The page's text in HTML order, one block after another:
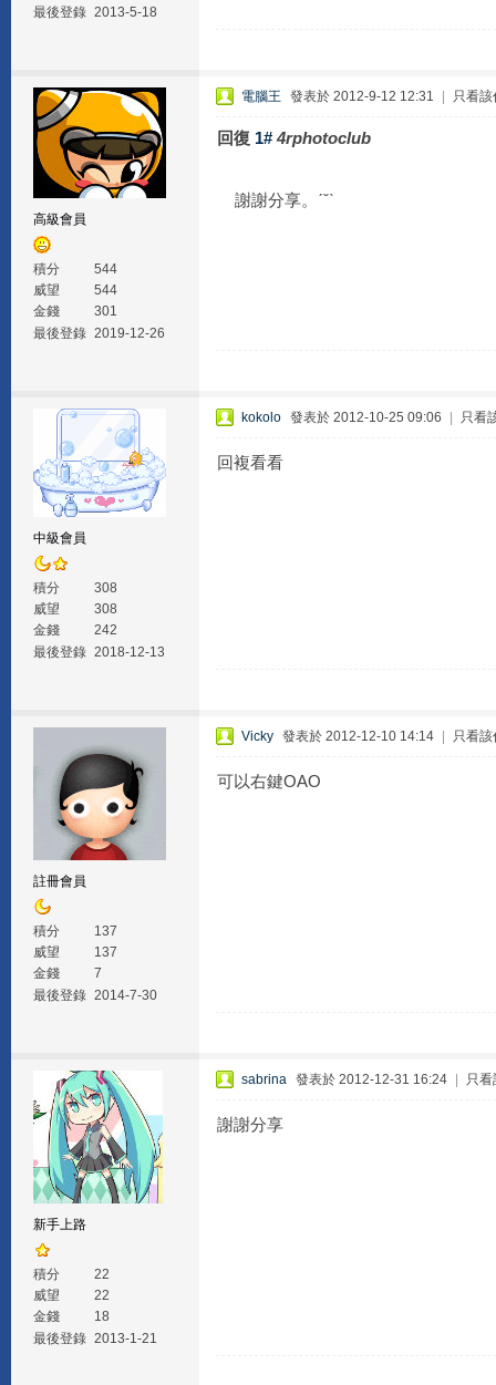
最後登錄 2013-5-18
高級會員
積分
544
威望
544
金錢
301
最後登錄 2019-12-26
電腦王 發表於 2012-9-12 12:31 只看該
回復 1# 4rphotoclub
謝謝分享。ˊˇˋ
中級會員
積分
308
威望
308
金錢
242
最後登錄 2018-12-13
kokolo 發表於 2012-10-25 09:06 只看
回複看看
註冊會員
積分
137
威望
137
金錢
7
最後登錄 2014-7-30
Vicky 發表於 2012-12-10 14:14 只看該
可以右鍵OAO
新手上路
積分
22
威望
22
金錢
18
最後登錄 2013-1-21
sabrina 發表於 2012-12-31 16:24 只看
謝謝分享